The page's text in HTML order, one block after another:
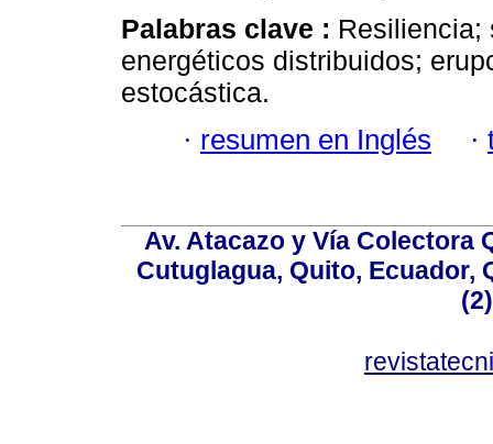
Palabras clave : Resiliencia;
energéticos distribuidos;
estocástica.
· resumen en Inglés ·
Av. Atacazo y Vía Colectora
Cutuglagua, Quito, Ecuador,